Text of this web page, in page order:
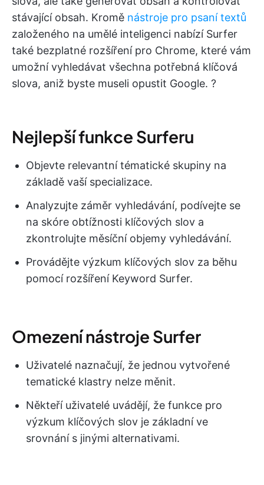
stávající obsah. Kromě nástroje pro psaní textů
založeného na umělé inteligenci nabízí Surfer
také bezplatné rozšíření pro Chrome, které vám
umožní vyhledávat všechna potřebná klíčová
slova, aniž byste museli opustit Google. ?
Nejlepší funkce Surferu
Objevte relevantní tématické skupiny na
základě vaší specializace.
Analyzujte záměr vyhledávání, podívejte se
na skóre obtížnosti klíčových slov a
zkontrolujte měsíční objemy vyhledávání.
Provádějte výzkum klíčových slov za běhu
pomocí rozšíření Keyword Surfer.
Omezení nástroje Surfer
Uživatelé naznačují, že jednou vytvořené
tematické klastry nelze měnit.
Někteří uživatelé uvádějí, že funkce pro
výzkum klíčových slov je základní ve
srovnání s jinými alternativami.